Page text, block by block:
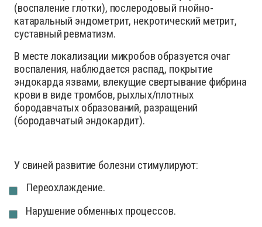
(воспаление глотки), послеродовый гнойно-
катаральный эндометрит, некротический метрит,
суставный ревматизм.
В месте локализации микробов образуется очаг
воспаления, наблюдается распад, покрытие
эндокарда язвами, влекущие свертывание фибрина
крови в виде тромбов, рыхлых/плотных
бородавчатых образований, разращений
(бородавчатый эндокардит).
У свиней развитие болезни стимулируют:
Переохлаждение.
Нарушение обменных процессов.